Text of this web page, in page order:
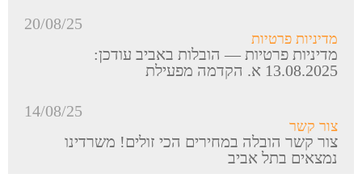
20/08/25
מדיניות פרטיות
מדיניות פרטיות — הובלות באביב עודכן:
13.08.2025 א. הקדמה מפעילת
14/08/25
צור קשר
צור קשר הובלה במחירים הכי זולים! משרדינו
נמצאים בתל אביב